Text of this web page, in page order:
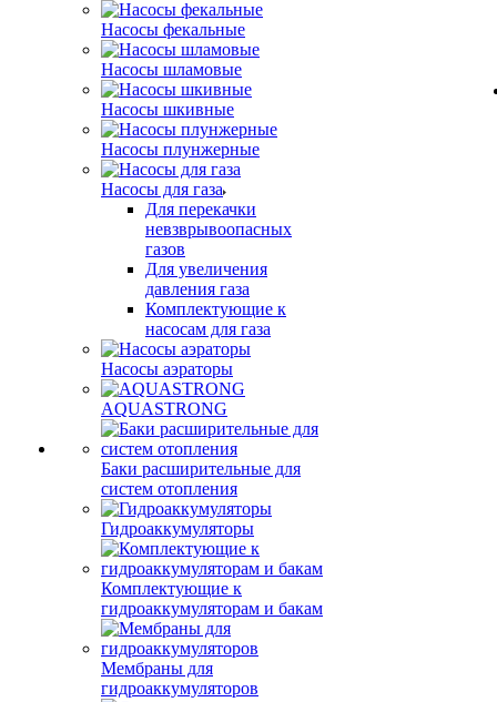
Насосы фекальные
Насосы шламовые
Насосы шкивные
Насосы плунжерные
Насосы для газа
Для перекачки
невзврывоопасных
газов
Для увеличения
давления газа
Комплектующие к
насосам для газа
Насосы аэраторы
AQUASTRONG
Баки расширительные для
систем отопления
Гидроаккумуляторы
Комплектующие к
гидроаккумуляторам и бакам
Мембраны для
гидроаккумуляторов